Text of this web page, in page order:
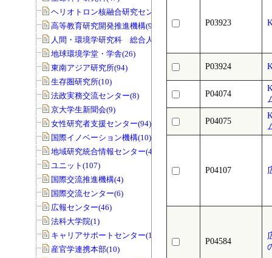
ヘリオトロン核融合研究センター(8)
高等教育研究開発推進機構(99)
人間・環境学研究科 総合人間学部(28)
地球環境学堂・学舎(26)
東南アジア研究所(94)
生存圏研究所(10)
法政実務交流センター(8)
京大学生新聞会(9)
女性研究者支援センター(94)
国際イノベーション機構(10)
地域研究統合情報センター(40)
ユニット(107)
国際交流推進機構(4)
国際交流センター(6)
広報センター(46)
法科大学院(1)
キャリアサポートセンター(1)
産官学連携本部(10)
P03923
P03924
P04074
P04075
P04107
P04584